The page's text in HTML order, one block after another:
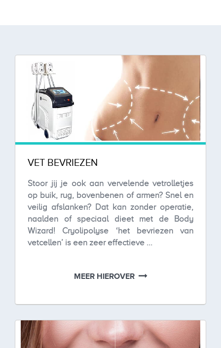
VET BEVRIEZEN
Stoor jij je ook aan vervelende vetrolletjes
op buik, rug, bovenbenen of armen? Snel en
veilig afslanken? Dat kan zonder operatie,
naalden of speciaal dieet met de Body
Wizard! Cryolipolyse ‘het bevriezen van
vetcellen’ is een zeer effectieve ...
MEER HIEROVER